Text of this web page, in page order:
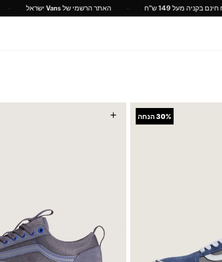
משלוח חינם בקניה מעל 149 ש"ח האתר הרשמי של Vans ישראל
30%הנחה +